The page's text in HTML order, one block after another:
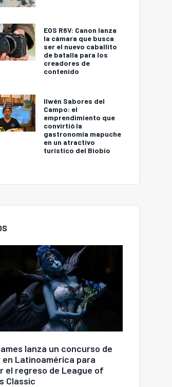
EOS R6V: Canon lanza
la cámara que busca
ser el nuevo caballito
de batalla para los
creadores de
contenido
Ilwén Sabores del
Campo: el
emprendimiento que
convirtió la
gastronomía mapuche
en un atractivo
turístico del Biobío
lanza un concurso de
en Latinoamérica para
el regreso de League of
Classic